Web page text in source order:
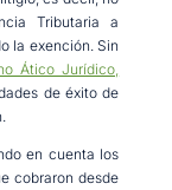
Tributaria a
la exención. Sin
Ático Jurídico,
de éxito de
en cuenta los
cobraron desde